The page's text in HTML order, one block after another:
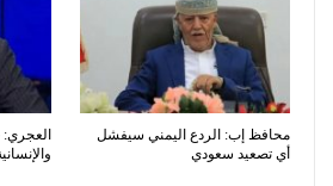
محافظ إب: الردع اليمني سيفشل
أي تصعيد سعودي
العجري: